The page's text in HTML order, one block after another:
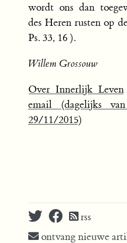
wordt ons dan
des Heren rusten op
Ps. 33, 16 ).
Willem Grossouw
Over Innerlijk Leven
email (dagelijks
29/11/2015)
rss
ontvang nieuwe